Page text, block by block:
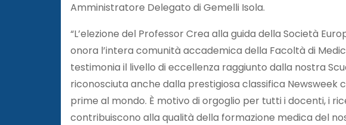
Amministratore Delegato di Gemelli Isola.
“L’elezione del Professor Crea alla guida della Società
onora l’intera comunità accademica della Facoltà di
testimonia il livello di eccellenza raggiunto dalla nostra
riconosciuta anche dalla prestigiosa classifica Newsweek
prime al mondo. È motivo di orgoglio per tutti i docenti, i
contribuiscono alla qualità della formazione medica del